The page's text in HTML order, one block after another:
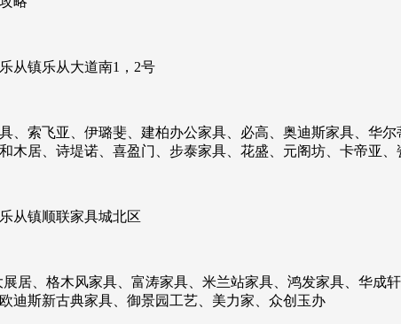
从镇乐从大道南1，2号
、索飞亚、伊璐斐、建柏办公家具、必高、奥迪斯家具、华
木居、诗堤诺、喜盈门、步泰家具、花盛、元阁坊、卡帝亚、
从镇顺联家具城北区
居、格木风家具、富涛家具、米兰站家具、鸿发家具、华
迪斯新古典家具、御景园工艺、美力家、众创玉办